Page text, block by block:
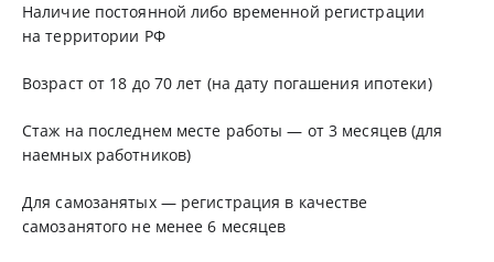
Наличие постоянной либо временной регистрации
на территории РФ
Возраст от 18 до 70 лет (на дату погашения ипотеки)
Стаж на последнем месте работы — от 3 месяцев (для
наемных работников)
Для самозанятых — регистрация в качестве
самозанятого не менее 6 месяцев